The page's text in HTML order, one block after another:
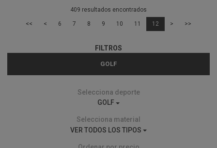
409 resultados encontrados
<< < 6 7 8 9 10 11 12 > >>
FILTROS
GOLF
Selecciona deporte
GOLF
Selecciona material
VER TODOS LOS TIPOS